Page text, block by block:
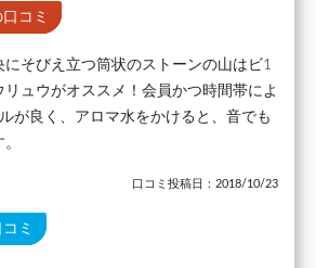
コミ
そびえ立つ筒状のストーンの山はビ1
ュウがオススメ！会員かつ時間帯によ
が良く、アロマ水をかけると、音でも
口コミ投稿日：2018/10/23
ミ